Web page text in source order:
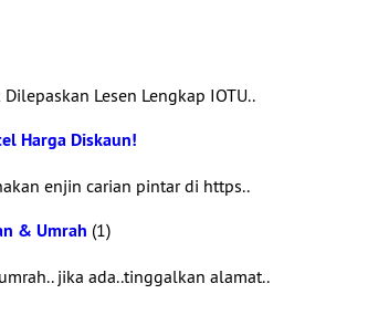
Lesen Lengkap IOTU..
Harga Diskaun!
enjin carian pintar di https..
& Umrah (1)
jika ada..tinggalkan alamat..